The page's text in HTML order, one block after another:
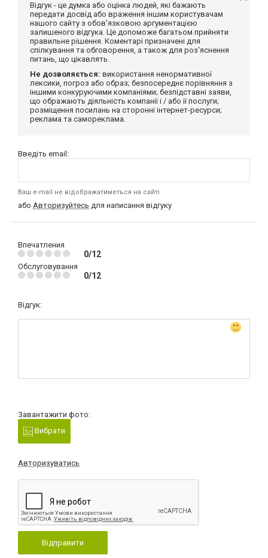
Відгук - це думка або оцінка людей, які бажають
передати досвід або враження іншим користувачам
нашого сайту з обов'язковою аргументацією
залишеного відгука. Це допоможе багатьом прийняти
правильне рішення. Коментарі призначені для
спілкування та обговорення, а також для роз'яснення
питань, що цікавлять.
Не дозволяється: використання ненормативної
лексики, погроз або образ; безпосереднє порівняння з
іншими конкуруючими компаніями; безпідставні заяви,
що ображають діяльність компанії і / або її послуги;
розміщення посилань на сторонні інтернет-ресурси;
реклама та самореклама.
Введіть email:
Ваш e-mail не відображатиметься на сайті
або Авторизуйтесь для написання відгуку
Впечатления
0/12
Обслуговування
0/12
Відгук:
Завантажити фото:
Вибрати
Авторизуватись
Відправити